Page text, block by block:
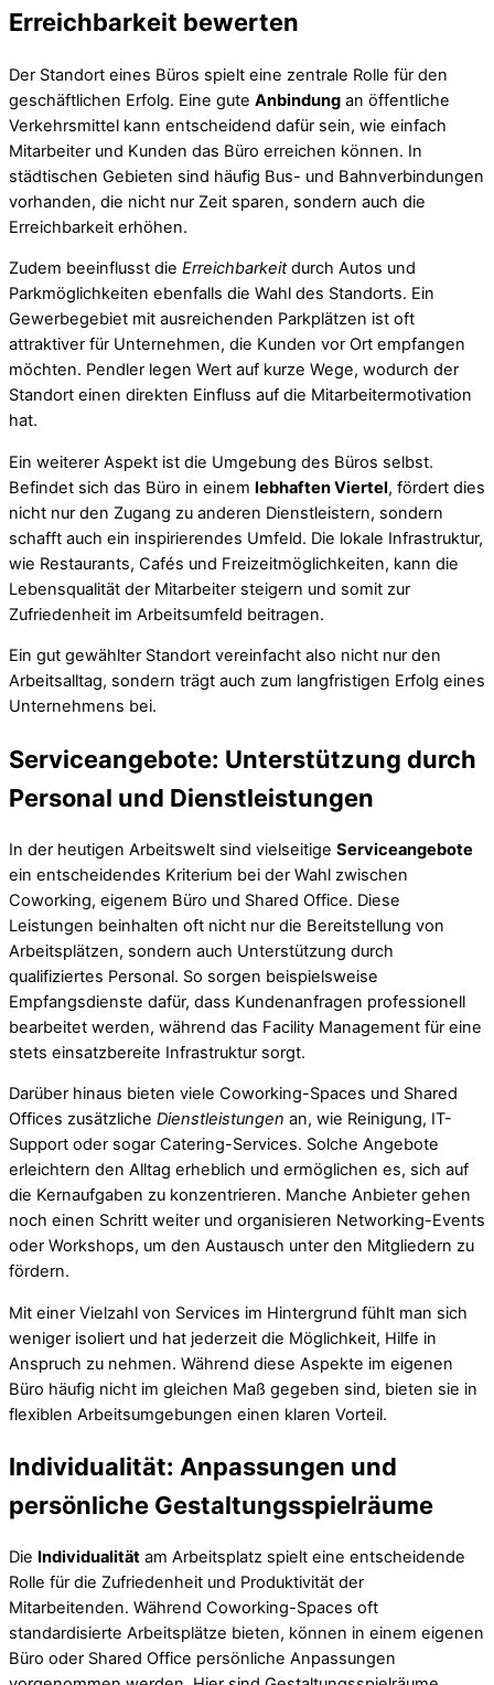
Erreichbarkeit bewerten
Der Standort eines Büros spielt eine zentrale Rolle für den
geschäftlichen Erfolg. Eine gute Anbindung an öffentliche
Verkehrsmittel kann entscheidend dafür sein, wie einfach
Mitarbeiter und Kunden das Büro erreichen können. In
städtischen Gebieten sind häufig Bus- und Bahnverbindungen
vorhanden, die nicht nur Zeit sparen, sondern auch die
Erreichbarkeit erhöhen.
Zudem beeinflusst die Erreichbarkeitdurch Autos und
Parkmöglichkeiten ebenfalls die Wahl des Standorts. Ein
Gewerbegebiet mit ausreichenden Parkplätzen ist oft
attraktiver für Unternehmen, die Kunden vor Ort empfangen
möchten. Pendler legen Wert auf kurze Wege, wodurch der
Standort einen direkten Einfluss auf die Mitarbeitermotivation
hat.
Ein weiterer Aspekt ist die Umgebung des Büros selbst.
Befindet sich das Büro in einem lebhaften Viertel, fördert dies
nicht nur den Zugang zu anderen Dienstleistern, sondern
schafft auch ein inspirierendes Umfeld. Die lokale Infrastruktur,
wie Restaurants, Cafés und Freizeitmöglichkeiten, kann die
Lebensqualität der Mitarbeiter steigern und somit zur
Zufriedenheit im Arbeitsumfeld beitragen.
Ein gut gewählter Standort vereinfacht also nicht nur den
Arbeitsalltag, sondern trägt auch zum langfristigen Erfolg eines
Unternehmens bei.
Serviceangebote: Unterstützung durch
Personal und Dienstleistungen
In der heutigen Arbeitswelt sind vielseitige Serviceangebote
ein entscheidendes Kriterium bei der Wahl zwischen
Coworking, eigenem Büro und Shared Office. Diese
Leistungen beinhalten oft nicht nur die Bereitstellung von
Arbeitsplätzen, sondern auch Unterstützung durch
qualifiziertes Personal. So sorgen beispielsweise
Empfangsdienste dafür, dass Kundenanfragen professionell
bearbeitet werden, während das Facility Management für eine
stets einsatzbereite Infrastruktur sorgt.
Darüber hinaus bieten viele Coworking-Spaces und Shared
Offices zusätzliche Dienstleistungen an, wie Reinigung, IT-
Support oder sogar Catering-Services. Solche Angebote
erleichtern den Alltag erheblich und ermöglichen es, sich auf
die Kernaufgaben zu konzentrieren. Manche Anbieter gehen
noch einen Schritt weiter und organisieren Networking-Events
oder Workshops, um den Austausch unter den Mitgliedern zu
fördern.
Mit einer Vielzahl von Services im Hintergrund fühlt man sich
weniger isoliert und hat jederzeit die Möglichkeit, Hilfe in
Anspruch zu nehmen. Während diese Aspekte im eigenen
Büro häufig nicht im gleichen Maß gegeben sind, bieten sie in
flexiblen Arbeitsumgebungen einen klaren Vorteil.
Individualität: Anpassungen und
persönliche Gestaltungsspielräume
Die Individualität am Arbeitsplatz spielt eine entscheidende
Rolle für die Zufriedenheit und Produktivität der
Mitarbeitenden. Während Coworking-Spaces oft
standardisierte Arbeitsplätze bieten, können in einem eigenen
Büro oder Shared Office persönliche Anpassungen